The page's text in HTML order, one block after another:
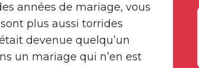
années de mariage, vous
plus aussi torrides
devenue quelqu’un
un mariage qui n’en est